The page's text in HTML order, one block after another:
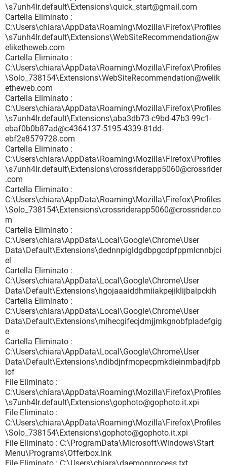
\s7unh4lr.default\Extensions\quick_start@gmail.com
Cartella Eliminato :
C:\Users\chiara\AppData\Roaming\Mozilla\Firefox\Profiles
\s7unh4lr.default\Extensions\WebSiteRecommendation@w
eliketheweb.com
Cartella Eliminato :
C:\Users\chiara\AppData\Roaming\Mozilla\Firefox\Profiles
\Solo_738154\Extensions\WebSiteRecommendation@welik
etheweb.com
Cartella Eliminato :
C:\Users\chiara\AppData\Roaming\Mozilla\Firefox\Profiles
\s7unh4lr.default\Extensions\aba3db73-c9bd-47b3-99c1-
ebaf0b0b87ad@c4364137-5195-4339-81dd-
ebf2e8579728.com
Cartella Eliminato :
C:\Users\chiara\AppData\Roaming\Mozilla\Firefox\Profiles
\s7unh4lr.default\Extensions\crossriderapp5060@crossrider
.com
Cartella Eliminato :
C:\Users\chiara\AppData\Roaming\Mozilla\Firefox\Profiles
\Solo_738154\Extensions\crossriderapp5060@crossrider.co
m
Cartella Eliminato :
C:\Users\chiara\AppData\Local\Google\Chrome\User
Data\Default\Extensions\dednnpigldgdbpgcdpfppmlcnnbjci
el
Cartella Eliminato :
C:\Users\chiara\AppData\Local\Google\Chrome\User
Data\Default\Extensions\hgojaaaiddhmiiakpejiklijbalpckih
Cartella Eliminato :
C:\Users\chiara\AppData\Local\Google\Chrome\User
Data\Default\Extensions\mihecgifecjdmjjmkgnobfpladefgig
e
Cartella Eliminato :
C:\Users\chiara\AppData\Local\Google\Chrome\User
Data\Default\Extensions\ndibdjnfmopecpmkdieinmbadjfpb
lof
File Eliminato :
C:\Users\chiara\AppData\Roaming\Mozilla\Firefox\Profiles
\s7unh4lr.default\Extensions\gophoto@gophoto.it.xpi
File Eliminato :
C:\Users\chiara\AppData\Roaming\Mozilla\Firefox\Profiles
\Solo_738154\Extensions\gophoto@gophoto.it.xpi
File Eliminato : C:\ProgramData\Microsoft\Windows\Start
Menu\Programs\Offerbox.lnk